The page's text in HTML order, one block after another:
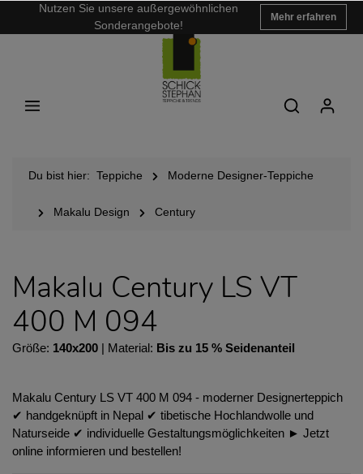
Nutzen Sie unsere außergewöhnlichen
Sonderangebote!
Mehr erfahren
Du bist hier: Teppiche Moderne Designer-Teppiche
Makalu Design Century
Makalu Century LS VT
400 M 094
Größe: 140x200 | Material: Bis zu 15 % Seidenanteil
Makalu Century LS VT 400 M 094 - moderner Designerteppich
✔︎ handgeknüpft in Nepal ✔︎ tibetische Hochlandwolle und
Naturseide ✔︎ individuelle Gestaltungsmöglichkeiten ► Jetzt
online informieren und bestellen!